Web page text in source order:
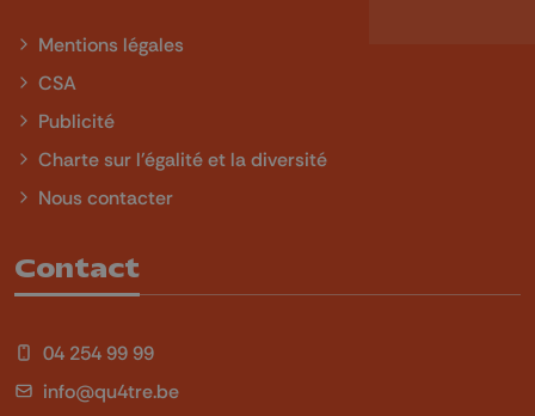
Mentions légales
CSA
Publicité
Charte sur l'égalité et la diversité
Nous contacter
Contact
04 254 99 99
info@qu4tre.be